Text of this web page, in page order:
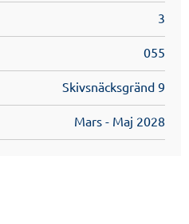
Dessa finns under
3
055
Skivsnäcksgränd 9
Mars - Maj 2028